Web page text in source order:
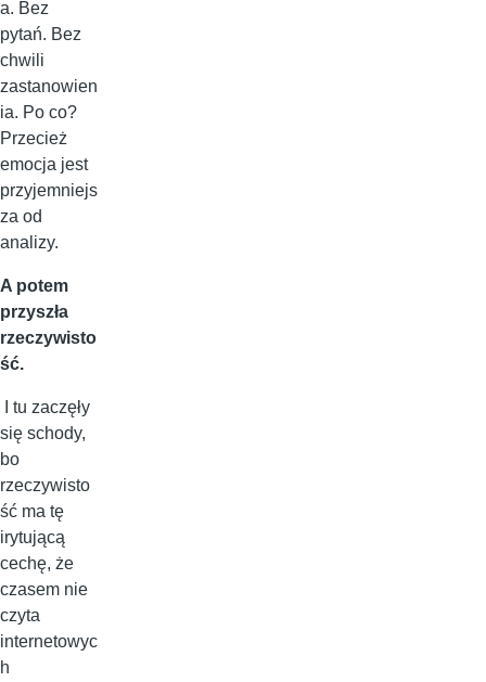
a. Bez
pytań. Bez
chwili
zastanowien
ia. Po co?
Przecież
emocja jest
przyjemniejs
za od
analizy.
A potem
przyszła
rzeczywisto
ść.
I tu zaczęły
się schody,
bo
rzeczywisto
ść ma tę
irytującą
cechę, że
czasem nie
czyta
internetowyc
h